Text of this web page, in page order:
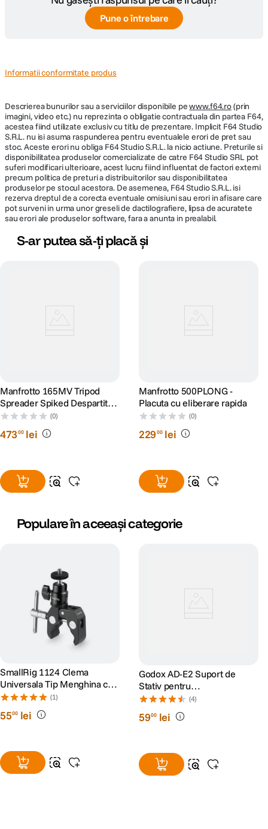
Pune o întrebare
Informatii conformitate produs
Descrierea bunurilor sau a serviciilor disponibile pewww.f64.ro(prin
imagini, video etc.) nu reprezinta o obligatie contractuala din partea F64,
acestea fiind utilizate exclusiv cu titlu de prezentare. Implicit F64 Studio
S.R.L. nu isi asuma raspunderea pentru eventualele erori de pret sau
stoc. Aceste erori nu obliga F64 Studio S.R.L. la nicio actiune. Preturile si
disponibilitatea produselor comercializate de catre F64 Studio SRL pot
suferi modificari ulterioare, acest lucru fiind influentat de factori externi
precum politica de preturi a distribuitorilor sau disponibilitatea
produselor pe stocul acestora. De asemenea, F64 Studio S.R.L. isi
rezerva dreptul de a corecta eventuale omisiuni sau erori in afisare care
pot surveni in urma unor greseli de dactilografiere, lipsa de acuratete
sau erori ale produselor software, fara a anunta in prealabil.
S-ar putea să-ți placă și
Manfrotto 165MV Tripod
Spreader Spiked Despartitor
Trepied
(0)
47300 lei
Manfrotto 500PLONG -
Placuta cu eliberare rapida
(0)
22900 lei
Populare în aceeași categorie
SmallRig 1124 Clema
Universala Tip Menghina cu
Cap Bila
(1)
5500 lei
Godox AD-E2 Suport de
Stativ pentru
AD200/AD300Pro
(4)
5900 lei